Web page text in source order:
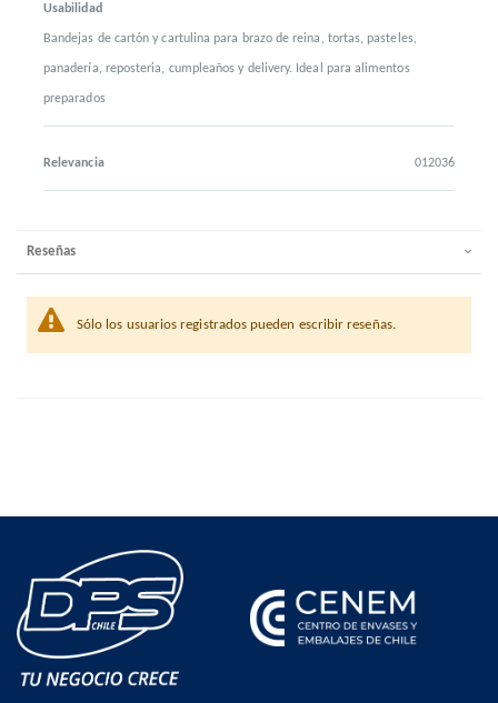
Usabilidad
Bandejas de cartón y cartulina para brazo de reina, tortas, pasteles,
panadería, reposteria, cumpleaños y delivery. Ideal para alimentos
preparados
Relevancia 012036
Reseñas
Sólo los usuarios registrados pueden escribir reseñas.